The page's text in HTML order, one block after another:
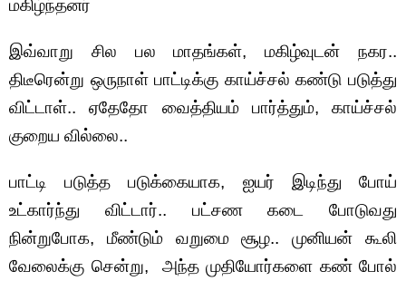
மகிழ்ந்தனர்
இவ்வாறு சில பல மாதங்கள், மகிழ்வுடன் நகர..
திடீரென்று ஒருநாள் பாட்டிக்கு காய்ச்சல் கண்டு படுத்து
விட்டாள்.. ஏதேதோ வைத்தியம் பார்த்தும், காய்ச்சல்
குறைய வில்லை..
பாட்டி படுத்த படுக்கையாக, ஐயர் இடிந்து போய்
உட்கார்ந்து விட்டார்.. பட்சண கடை போடுவது
நின்றுபோக, மீண்டும் வறுமை சூழ.. முனியன் கூலி
வேலைக்கு சென்று, அந்த முதியோர்களை கண் போல்